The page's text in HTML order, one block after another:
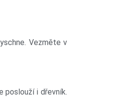
Vezměte v
poslouží i dřevník.